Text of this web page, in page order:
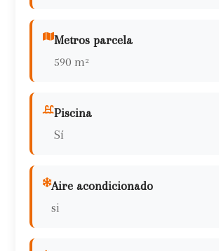
Metros parcela
590 m²
Piscina
Sí
Aire acondicionado
si